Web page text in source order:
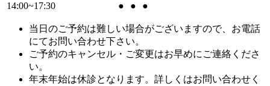
14:00~17:30
● ● ●
当日のご予約は難しい場合がございますので、お電話
にてお問い合わせ下さい。
ご予約のキャンセル・ご変更はお早めにご連絡くださ
い。
年末年始は休診となります。詳しくはお問い合わせく